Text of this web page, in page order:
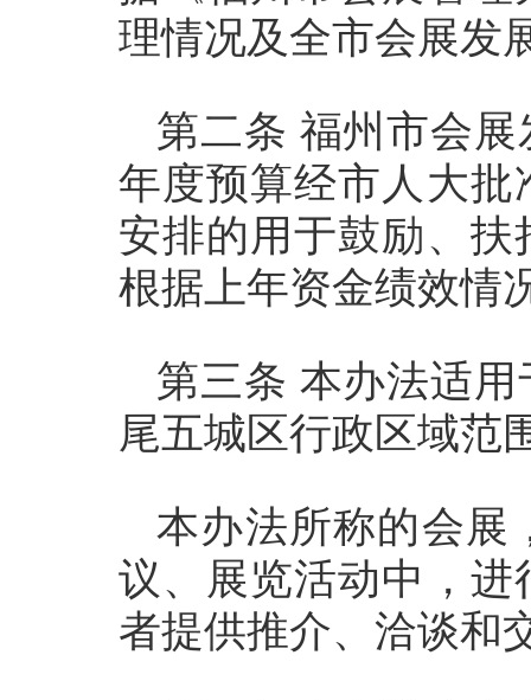
理情况及全市会展发
第二条 福州市会
年度预算经市人大
安排的用于鼓励、
根据上年资金绩效情
第三条 本办法适
尾五城区行政区域范
本办法所称的会展
议、展览活动中，
者提供推介、洽谈和